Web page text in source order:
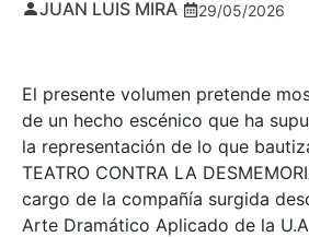
JUAN LUIS MIRA 29/05/2026
El presente volumen pretende
de un hecho escénico que ha
la representación de lo que
TEATRO CONTRA LA
cargo de la compañía surgida
Arte Dramático Aplicado de la